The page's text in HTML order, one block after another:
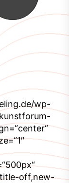
wp-
off,new-